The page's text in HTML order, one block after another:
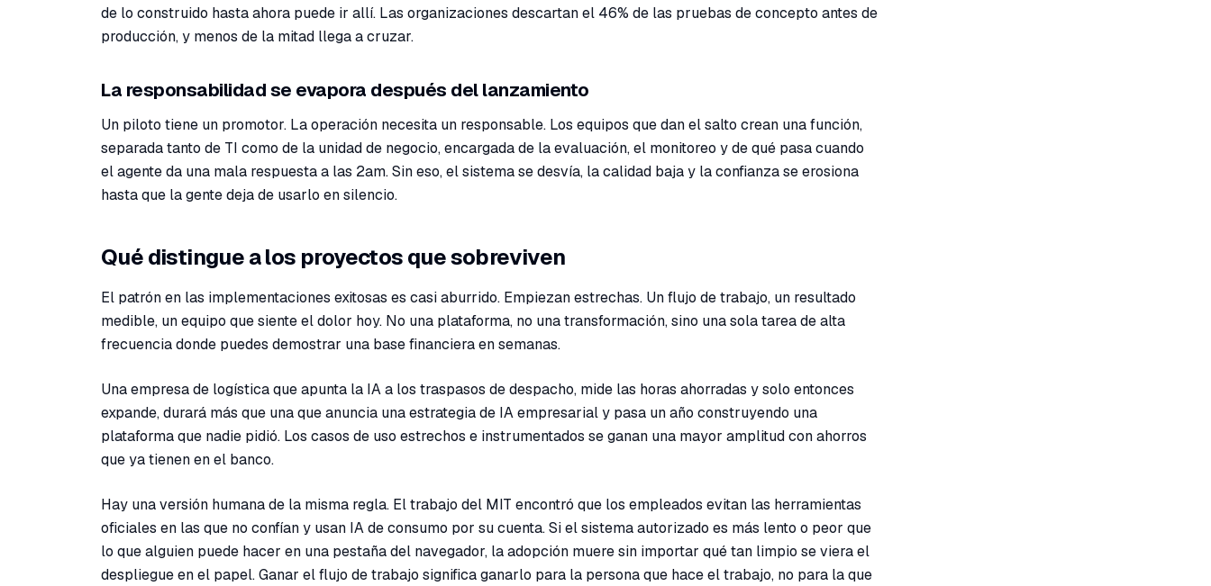
de lo construido hasta ahora puede ir allí. Las organizaciones descartan el 46% de las pruebas de concepto antes de
producción, y menos de la mitad llega a cruzar.
La responsabilidad se evapora después del lanzamiento
Un piloto tiene un promotor. La operación necesita un responsable. Los equipos que dan el salto crean una función,
separada tanto de TI como de la unidad de negocio, encargada de la evaluación, el monitoreo y de qué pasa cuando
el agente da una mala respuesta a las 2am. Sin eso, el sistema se desvía, la calidad baja y la confianza se erosiona
hasta que la gente deja de usarlo en silencio.
Qué distingue a los proyectos que sobreviven
El patrón en las implementaciones exitosas es casi aburrido. Empiezan estrechas. Un flujo de trabajo, un resultado
medible, un equipo que siente el dolor hoy. No una plataforma, no una transformación, sino una sola tarea de alta
frecuencia donde puedes demostrar una base financiera en semanas.
Una empresa de logística que apunta la IA a los traspasos de despacho, mide las horas ahorradas y solo entonces
expande, durará más que una que anuncia una estrategia de IA empresarial y pasa un año construyendo una
plataforma que nadie pidió. Los casos de uso estrechos e instrumentados se ganan una mayor amplitud con ahorros
que ya tienen en el banco.
Hay una versión humana de la misma regla. El trabajo del MIT encontró que los empleados evitan las herramientas
oficiales en las que no confían y usan IA de consumo por su cuenta. Si el sistema autorizado es más lento o peor que
lo que alguien puede hacer en una pestaña del navegador, la adopción muere sin importar qué tan limpio se viera el
despliegue en el papel. Ganar el flujo de trabajo significa ganarlo para la persona que hace el trabajo, no para la que